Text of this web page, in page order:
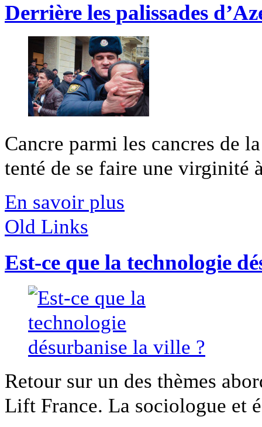
Derrière les palissades
Cancre parmi les cancres de
tenté de se faire une virginité
En savoir plus
Old Links
Est-ce que la technologie
Retour sur un des thèmes
Lift France. La sociologue et